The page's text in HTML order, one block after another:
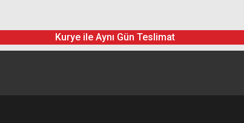
Kurye ile Aynı Gün Teslimat